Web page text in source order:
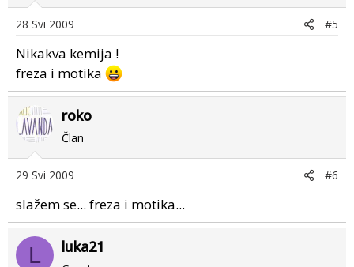
28 Svi 2009 #5
Nikakva kemija !
freza i motika
roko
Član
29 Svi 2009 #6
slažem se... freza i motika...
L luka21